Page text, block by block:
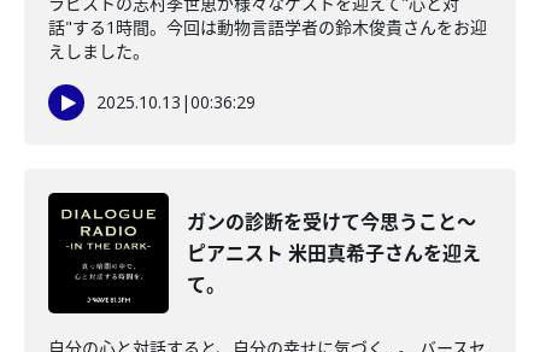
話"する1時間。今回は動物言語学者の鈴木俊貴さんをお迎
えしました。
2025.10.13 |00:36:29
ガンの診断を受けて今思うこと～
ピアニスト 米田真希子さんを迎え
て。